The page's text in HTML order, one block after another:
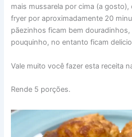
mais mussarela por cima (a gosto),
fryer por aproximadamente 20
pãezinhos ficam bem douradinhos,
pouquinho, no entanto ficam
Vale muito você fazer esta receita
Rende 5 porções.